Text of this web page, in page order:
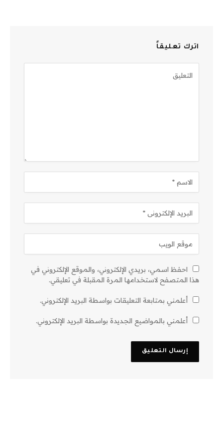
اترك تعليقاً
احفظ اسمي، بريدي الإلكتروني، والموقع الإلكتروني في
هذا المتصفح لاستخدامها المرة المقبلة في تعليقي.
أعلمني بمتابعة التعليقات بواسطة البريد الإلكتروني.
أعلمني بالمواضيع الجديدة بواسطة البريد الإلكتروني.